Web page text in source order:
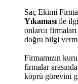
Saç Ekimi
Yıkaması ile
onlarca
doğru bilgi
Firmamızın
firmalar
köprü görevini